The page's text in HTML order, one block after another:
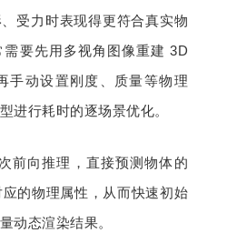
受力时表现得更符合真实物
要先用多视角图像重建 3D
手动设置刚度、质量等物理
进行耗时的逐场景优化。
前向推理，直接预测物体的
的物理属性，从而快速初始
动态渲染结果。